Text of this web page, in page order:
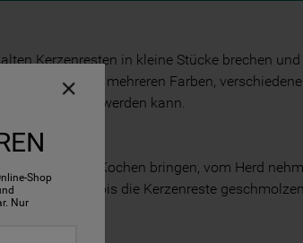
Kerzenresten in kleine Stücke brechen
geben. Bei mehreren Farben,
geschichtet werden kann.
Topf zum Kochen bringen, vom Herd
hineinstellen, bis die Kerzenreste
Shop
Nur